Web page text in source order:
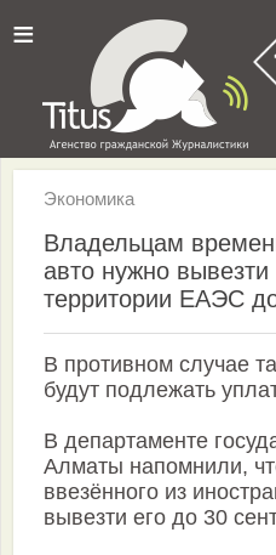
≡
Экономика
Владельцам
авто нужно
территории ЕАЭС
В противном случае
будут подлежать
В департаменте
Алматы напомнили,
ввезённого из
вывезти его до 30